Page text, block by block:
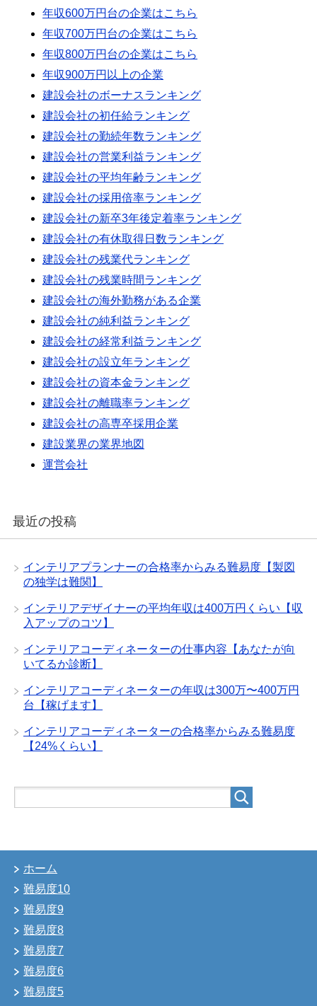
年収600万円台の企業はこちら
年収700万円台の企業はこちら
年収800万円台の企業はこちら
年収900万円以上の企業
建設会社のボーナスランキング
建設会社の初任給ランキング
建設会社の勤続年数ランキング
建設会社の営業利益ランキング
建設会社の平均年齢ランキング
建設会社の採用倍率ランキング
建設会社の新卒3年後定着率ランキング
建設会社の有休取得日数ランキング
建設会社の残業代ランキング
建設会社の残業時間ランキング
建設会社の海外勤務がある企業
建設会社の純利益ランキング
建設会社の経常利益ランキング
建設会社の設立年ランキング
建設会社の資本金ランキング
建設会社の離職率ランキング
建設会社の高専卒採用企業
建設業界の業界地図
運営会社
最近の投稿
インテリアプランナーの合格率からみる難易度【製図
の独学は難関】
インテリアデザイナーの平均年収は400万円くらい【収
入アップのコツ】
インテリアコーディネーターの仕事内容【あなたが向
いてるか診断】
インテリアコーディネーターの年収は300万〜400万円
台【稼げます】
インテリアコーディネーターの合格率からみる難易度
【24%くらい】
ホーム
難易度10
難易度9
難易度8
難易度7
難易度6
難易度5